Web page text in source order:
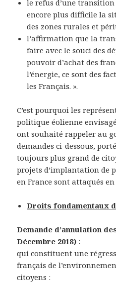
le refus d’une
encore plus difficile la
des zones rurales et
l’affirmation que la
faire avec le souci des
pouvoir d’achat des
l’énergie, ce sont des
les Français. ».
C’est pourquoi les
politique éolienne
ont souhaité rappeler au
demandes ci-dessous,
toujours plus grand de
projets d’implantation de
en France sont attaqués
Droits fondamentaux
Demande d’annulation
Décembre 2018) :
qui constituent une
français de
citoyens :